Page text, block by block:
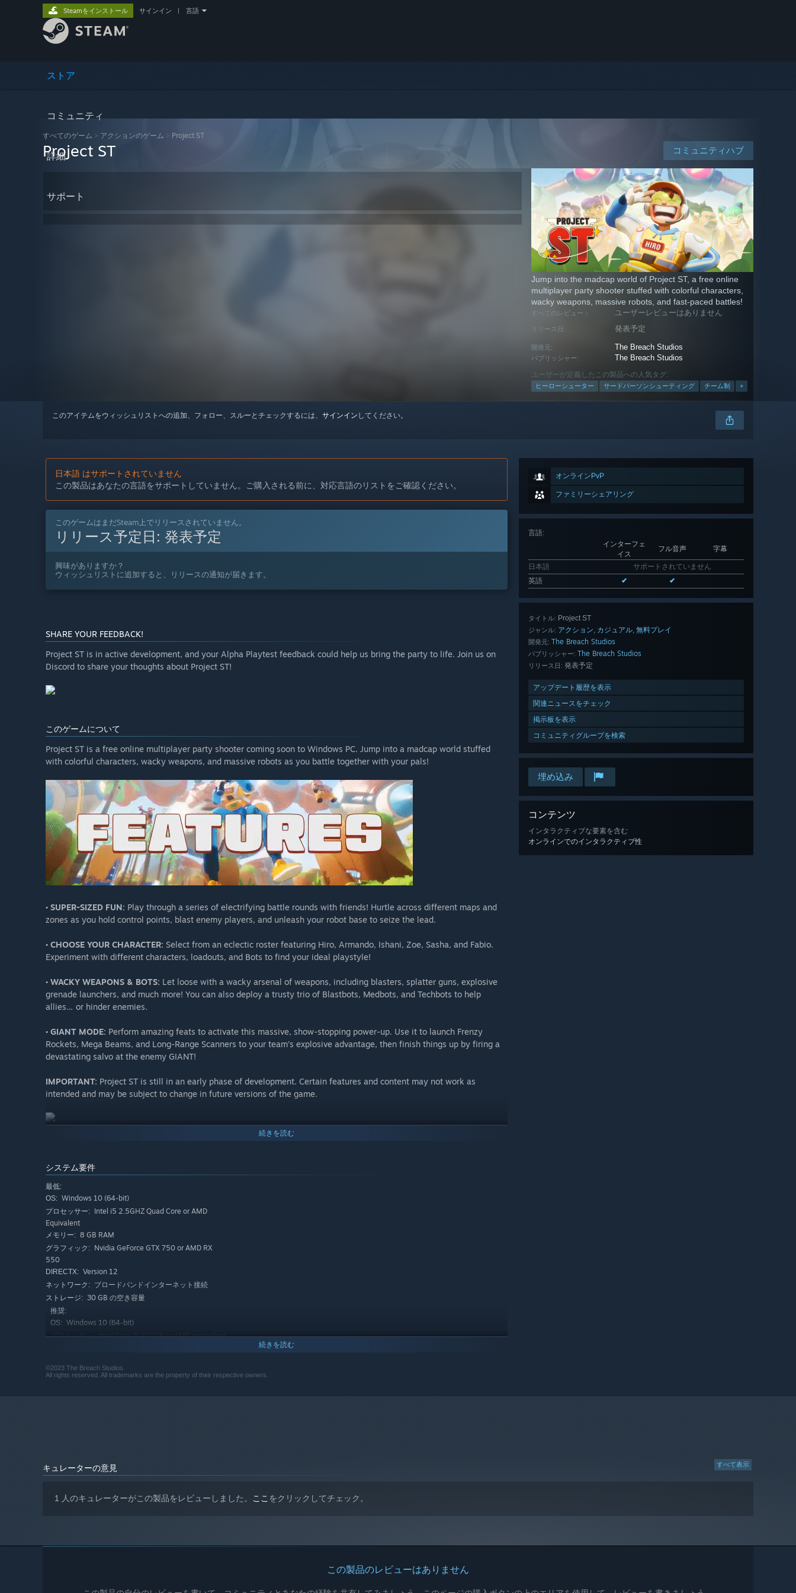
ストア
コミュニティ
詳細
サポート
Steamをインストール サインイン 言語
すべてのゲーム > アクションのゲーム > Project ST
コミュニティハブ
Project ST
Jump into the madcap world of Project ST, a free online
multiplayer party shooter stuffed with colorful characters,
wacky weapons, massive robots, and fast-paced battles!
すべてのレビュー： ユーザーレビューはありません
リリース日: 発表予定
開発元: The Breach Studios
パブリッシャー: The Breach Studios
ユーザーが定義したこの製品への人気タグ:
ヒーローシューター サードパーソンシューティング チーム制 +
このアイテムをウィッシュリストへの追加、フォロー、スルーとチェックするには、 サインイン してください。
オンラインPvP
ファミリーシェアリング
言語:
インターフェ
イス
フル音声 字幕
日本語
サポートされていません
英語
✔ ✔
タイトル: Project ST
ジャンル: アクション, カジュアル, 無料プレイ
開発元: The Breach Studios
パブリッシャー: The Breach Studios
リリース日: 発表予定
アップデート履歴を表示
関連ニュースをチェック
掲示板を表示
コミュニティグループを検索
埋め込み
コンテンツ
インタラクティブな要素を含む
オンラインでのインタラクティブ性
日本語 はサポートされていません
この製品はあなたの言語をサポートしていません。ご購入される前に、対応言語のリストをご確認ください。
このゲームはまだSteam上でリリースされていません。
リリース予定日: 発表予定
興味がありますか？
ウィッシュリストに追加すると、リリースの通知が届きます。
SHARE YOUR FEEDBACK!
Project ST is in active development, and your Alpha Playtest feedback could help us bring the party to life. Join us on
Discord to share your thoughts about Project ST!
このゲームについて
Project ST is a free online multiplayer party shooter coming soon to Windows PC. Jump into a madcap world stuffed
with colorful characters, wacky weapons, and massive robots as you battle together with your pals!
• SUPER-SIZED FUN: Play through a series of electrifying battle rounds with friends! Hurtle across different maps and
zones as you hold control points, blast enemy players, and unleash your robot base to seize the lead.
• CHOOSE YOUR CHARACTER: Select from an eclectic roster featuring Hiro, Armando, Ishani, Zoe, Sasha, and Fabio.
Experiment with different characters, loadouts, and Bots to find your ideal playstyle!
• WACKY WEAPONS & BOTS: Let loose with a wacky arsenal of weapons, including blasters, splatter guns, explosive
grenade launchers, and much more! You can also deploy a trusty trio of Blastbots, Medbots, and Techbots to help
allies… or hinder enemies.
• GIANT MODE: Perform amazing feats to activate this massive, show-stopping power-up. Use it to launch Frenzy
Rockets, Mega Beams, and Long-Range Scanners to your team’s explosive advantage, then finish things up by firing a
devastating salvo at the enemy GIANT!
IMPORTANT: Project ST is still in an early phase of development. Certain features and content may not work as
intended and may be subject to change in future versions of the game.
続きを読む
システム要件
最低:
OS: Windows 10 (64-bit)
プロセッサー: Intel i5 2.5GHZ Quad Core or AMD
Equivalent
メモリー: 8 GB RAM
グラフィック: Nvidia GeForce GTX 750 or AMD RX
550
DIRECTX: Version 12
ネットワーク: ブロードバンドインターネット接続
ストレージ: 30 GB の空き容量
推奨:
OS: Windows 10 (64-bit)
プロセッサー: Intel Core i5-6600K or AMD equivalent
AMD equivalent
続きを読む
©2023 The Breach Studios.
All rights reserved. All trademarks are the property of their respective owners.
すべて表示
キュレーターの意見
1 人のキュレーターがこの製品をレビューしました。 ここ をクリックしてチェック。
この製品のレビューはありません